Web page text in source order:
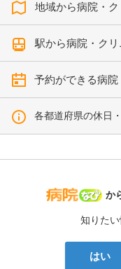
地域から病院・
駅から病院・ク
予約ができる病
各都道府県の休日
病
か
知りた
はい